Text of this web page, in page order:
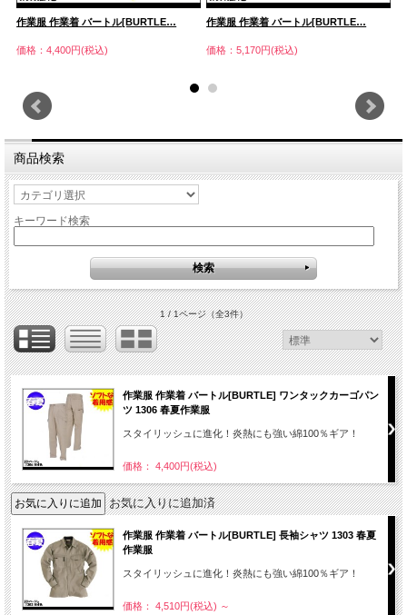
作業服 作業着 バートル[BURTLE…
価格：4,400円(税込)
作業服 作業着 バートル[BURTLE…
価格：5,170円(税込)
商品検索
キーワード検索
1 / 1ページ（全3件）
作業服 作業着 バートル[BURTLE] ワンタックカーゴパン
ツ 1306 春夏作業服
スタイリッシュに進化！炎熱にも強い綿100％ギア！
価格： 4,400円(税込)
お気に入りに追加済
作業服 作業着 バートル[BURTLE] 長袖シャツ 1303 春夏
作業服
スタイリッシュに進化！炎熱にも強い綿100％ギア！
価格： 4,510円(税込) ～